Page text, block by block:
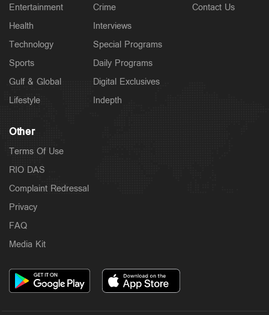
Entertainment
Health
Technology
Sports
Gulf & Global
Lifestyle
Crime
Interviews
Special Programs
Daily Programs
Digital Exclusives
Indepth
Contact Us
Other
Terms Of Use
RIO DAS
Complaint Redressal
Privacy
FAQ
Media Kit